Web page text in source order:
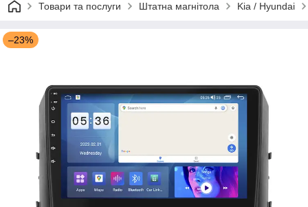
Товари та послуги Штатна магнітола Kia / Hyundai
–23%